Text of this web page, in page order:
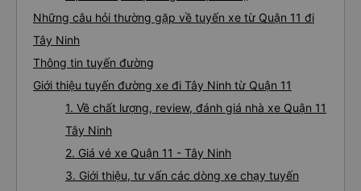
Những câu hỏi thường gặp về tuyến xe từ Quận 11 đi
Tây Ninh
Thông tin tuyến đường
Giới thiệu tuyến đường xe đi Tây Ninh từ Quận 11
1. Về chất lượng, review, đánh giá nhà xe Quận 11
Tây Ninh
2. Giá vé xe Quận 11 - Tây Ninh
3. Giới thiệu, tư vấn các dòng xe chạy tuyến